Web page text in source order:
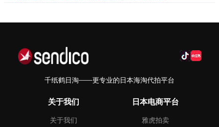
千纸鹤日淘——更专业的日本海淘代拍平台
关于我们
关于我们
日本电商平台
雅虎拍卖